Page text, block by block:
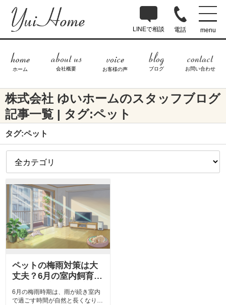
LINEで相談 電話 menu
ホーム 会社概要 お客様の声 ブログ お問い合わせ
株式会社 ゆいホームのスタッフブログ
記事一覧 | タグ:ペット
タグ:ペット
ペットの梅雨対策は大
丈夫？6月の室内飼育で
6月の梅雨時期は、雨が続き室内
で過ごす時間が自然と長くなりま